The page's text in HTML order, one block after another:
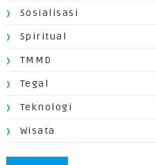
Sosialisasi
Spiritual
TMMD
Tegal
Teknologi
Wisata